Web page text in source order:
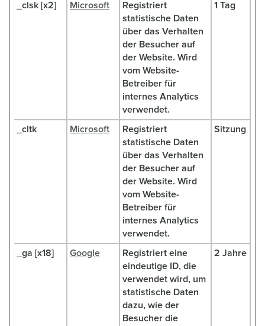
_clsk [x2] Microsoft
Registriert
statistische Daten
über das Verhalten
der Besucher auf
der Website. Wird
vom Website-
Betreiber für
internes Analytics
verwendet.
1 Tag
_cltk Microsoft
Registriert
statistische Daten
über das Verhalten
der Besucher auf
der Website. Wird
vom Website-
Betreiber für
internes Analytics
verwendet.
Sitzung
_ga [x18] Google
Registriert eine
eindeutige ID, die
verwendet wird, um
statistische Daten
dazu, wie der
Besucher die
2 Jahre